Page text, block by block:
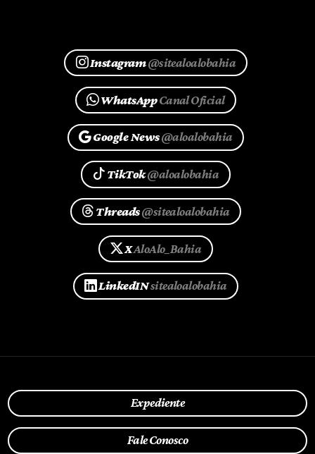
Instagram@sitealoalobahia
WhatsAppCanal Oficial
Google News@aloalobahia
TikTok@aloalobahia
Threads@sitealoalobahia
XAloAlo_Bahia
LinkedINsitealoalobahia
Expediente
Fale Conosco